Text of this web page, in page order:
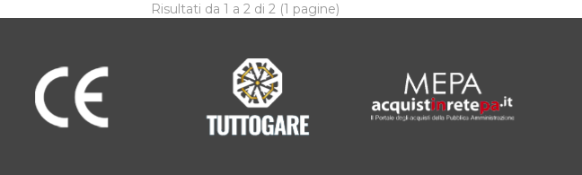
Risultati da 1 a 2 di 2 (1 pagine)